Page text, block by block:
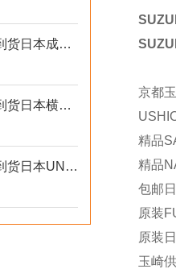
到货！京都玉崎深圳仓库到货日本成茂锻针仪MF2
到货！京都玉崎深圳仓库到货日本横河 电导率仪传感器 SC8SG-R31-T-305-P1-A
到货！京都玉崎深圳仓库到货日本UNITTA音波式皮带张力计U-550替换U-508
京都
精品
精品
包邮
原装
原装
玉崎